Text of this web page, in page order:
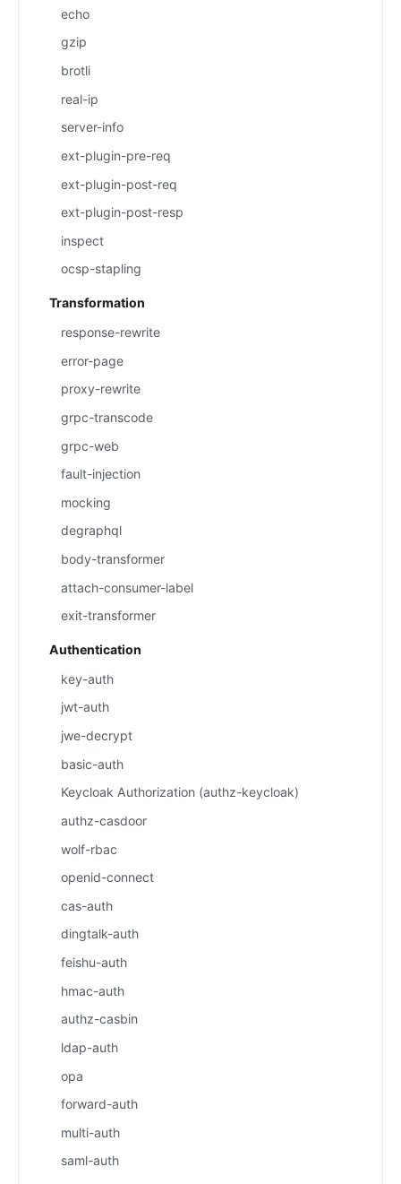
echo
gzip
brotli
real-ip
server-info
ext-plugin-pre-req
ext-plugin-post-req
ext-plugin-post-resp
inspect
ocsp-stapling
Transformation
response-rewrite
error-page
proxy-rewrite
grpc-transcode
grpc-web
fault-injection
mocking
degraphql
body-transformer
attach-consumer-label
exit-transformer
Authentication
key-auth
jwt-auth
jwe-decrypt
basic-auth
Keycloak Authorization (authz-keycloak)
authz-casdoor
wolf-rbac
openid-connect
cas-auth
dingtalk-auth
feishu-auth
hmac-auth
authz-casbin
ldap-auth
opa
forward-auth
multi-auth
saml-auth